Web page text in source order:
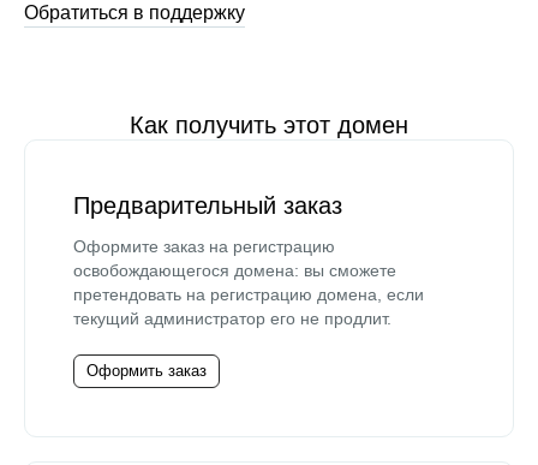
Обратиться в поддержку
Как получить этот домен
Предварительный заказ
Оформите заказ на регистрацию
освобождающегося домена: вы сможете
претендовать на регистрацию домена, если
текущий администратор его не продлит.
Оформить заказ